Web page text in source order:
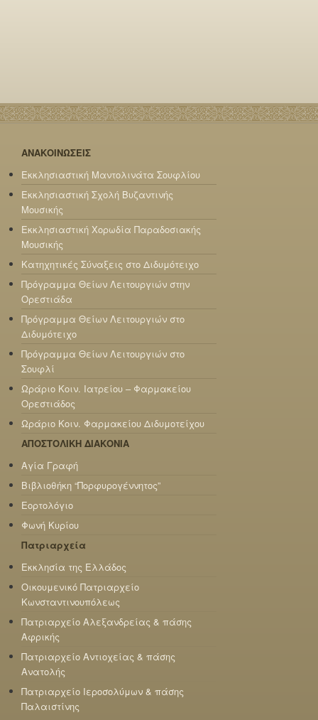
ΑΝΑΚΟΙΝΩΣΕΙΣ
Εκκλησιαστική Μαντολινάτα Σουφλίου
Εκκλησιαστική Σχολή Βυζαντινής
Μουσικής
Εκκλησιαστική Χορωδία Παραδοσιακής
Μουσικής
Κατηχητικές Σύναξεις στο Διδυμότειχο
Πρόγραμμα Θείων Λειτουργιών στην
Ορεστιάδα
Πρόγραμμα Θείων Λειτουργιών στο
Διδυμότειχο
Πρόγραμμα Θείων Λειτουργιών στο
Σουφλί
Ωράριο Κοιν. Ιατρείου – Φαρμακείου
Ορεστιάδος
Ωράριο Κοιν. Φαρμακείου Διδυμοτείχου
ΑΠΟΣΤΟΛΙΚΗ ΔΙΑΚΟΝΙΑ
Αγία Γραφή
Βιβλιοθήκη “Πορφυρογέννητος”
Εορτολόγιο
Φωνή Κυρίου
Πατριαρχεία
Εκκλησία της Ελλάδος
Οικουμενικό Πατριαρχείο
Κωνσταντινουπόλεως
Πατριαρχείο Αλεξανδρείας & πάσης
Αφρικής
Πατριαρχείο Αντιοχείας & πάσης
Ανατολής
Πατριαρχείο Ιεροσολύμων & πάσης
Παλαιστίνης